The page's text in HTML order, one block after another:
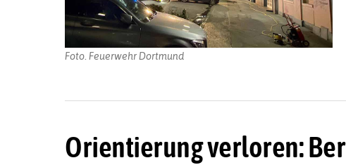
Foto. Feuerwehr Dortmund
Orientierung verloren: